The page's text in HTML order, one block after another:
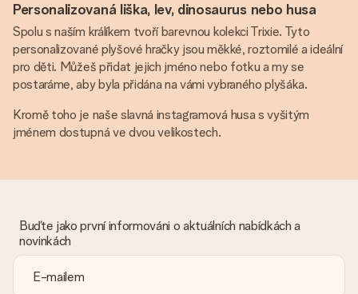
Personalizovaná liška, lev, dinosaurus nebo husa
Spolu s naším králíkem tvoří barevnou kolekci Trixie. Tyto
personalizované plyšové hračky jsou měkké, roztomilé a ideální
pro děti. Můžeš přidat jejich jméno nebo fotku a my se
postaráme, aby byla přidána na vámi vybraného plyšáka.
Kromě toho je naše slavná instagramová husa s vyšitým
jménem dostupná ve dvou velikostech.
Buďte jako první informováni o aktuálních nabídkách a
novinkách